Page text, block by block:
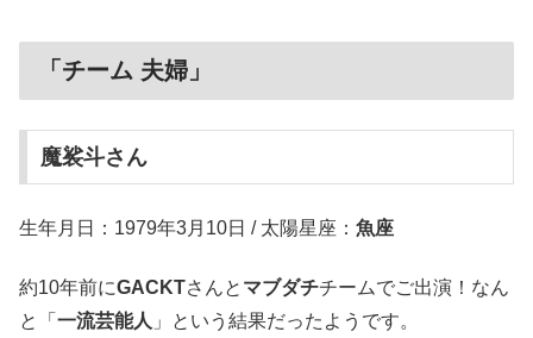
「チーム 夫婦」
魔裟斗さん
生年月日：1979年3月10日 / 太陽星座： 魚座
約10年前にGACKTさんと マブダチチームでご出演！なん
と「 一流芸能人 」という結果だったようです。